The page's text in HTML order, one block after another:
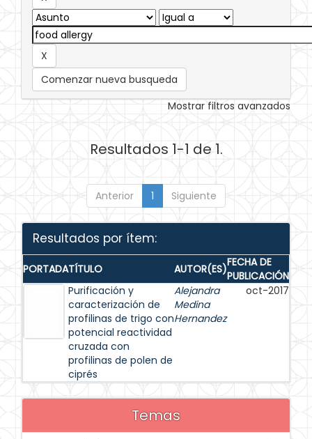
Comenzar nueva busqueda
Mostrar filtros avanzados
Resultados 1-1 de 1.
Anterior 1 Siguiente
Resultados por ítem:
PORTADATÍTULO AUTOR(ES)FECHA DE
PUBLICACIÓN
Purificación y
caracterización de
profilinas de trigo con
potencial reactividad
cruzada con
profilinas de polen de
ciprés
Alejandra
Medina
Hernandez
oct-2017
Temas